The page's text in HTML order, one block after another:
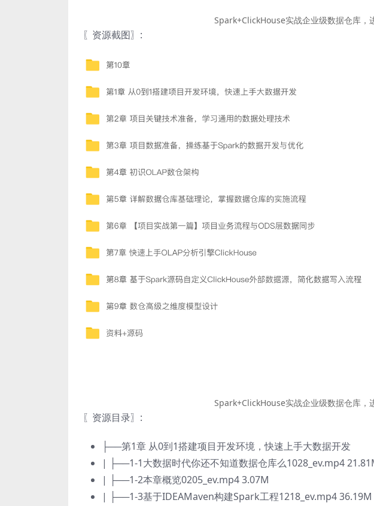
Spark+ClickHouse实战企业级数据仓库，
〖资源截图〗:
Spark+ClickHouse实战企业级数据仓库，
〖资源目录〗:
├──第1章 从0到1搭建项目开发环境，快速上手大数据开发
| ├──1-1大数据时代你还不知道数据仓库么1028_ev.mp4
| ├──1-2本章概览0205_ev.mp4 3.07M
| ├──1-3基于IDEAMaven构建Spark工程1218_ev.mp4 36.19M